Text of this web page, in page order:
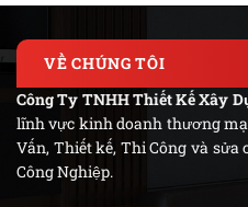
VỀ CHÚNG TÔI
Công Ty TNHH Thiết Kế Xây
lĩnh vực kinh doanh thương
Vấn, Thiết kế, Thi Công và sửa
Công Nghiệp.